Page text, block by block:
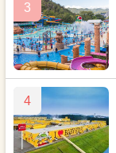
3
4